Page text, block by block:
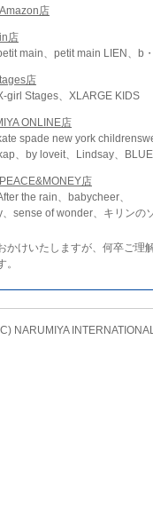
店
店
main、petit main LIEN、b
店
girl Stages、XLARGE KIDS
ONLINE店
spade new york
、by loveit、Lindsay、
店
the rain、babycheer、
sense of wonder、キリンの
かけいたしますが、何卒ご理